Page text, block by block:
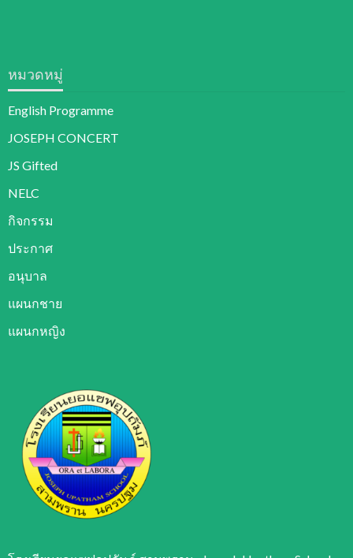
หมวดหมู่
English Programme
JOSEPH CONCERT
JS Gifted
NELC
กิจกรรม
ประกาศ
อนุบาล
แผนกชาย
แผนกหญิง